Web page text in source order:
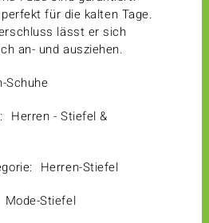
für die kalten Tage.
lässt er sich
an- und ausziehen.
Schuhe
Herren - Stiefel &
Herren-Stiefel
Mode-Stiefel